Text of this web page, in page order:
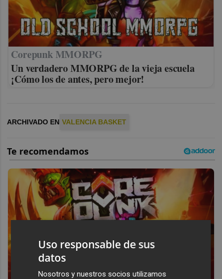
Corepunk MMORPG
Un verdadero MMORPG de la vieja escuela
¡Cómo los de antes, pero mejor!
ARCHIVADO EN VALENCIA BASKET
Uso responsable de sus
datos
Nosotros y nuestros socios utilizamos